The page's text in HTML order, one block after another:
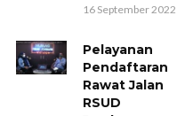
16 September 2022
Pelayanan
Pendaftaran
Rawat Jalan
RSUD